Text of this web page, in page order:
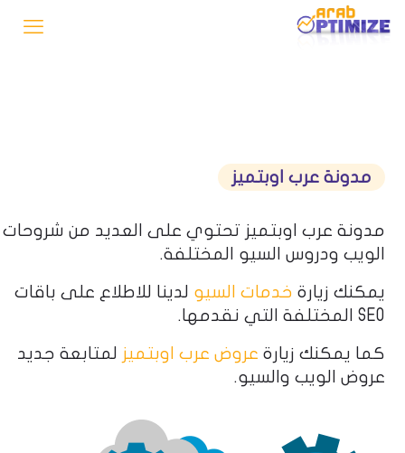
مدونة عرب اوبتميز
مدونة عرب اوبتميز تحتوي على العديد من شروحات
الويب ودروس السيو المختلفة.
يمكنك زيارة خدمات السيو لدينا للاطلاع على باقات
SEO المختلفة التي نقدمها.
كما يمكنك زيارة عروض عرب اوبتميز لمتابعة جديد
عروض الويب والسيو.